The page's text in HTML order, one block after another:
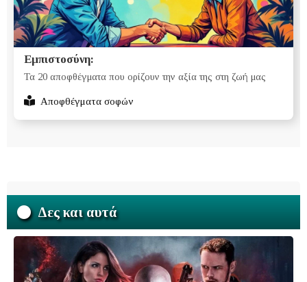
Εμπιστοσύνη:
Τα 20 αποφθέγματα που ορίζουν την αξία της στη ζωή μας
Αποφθέγματα σοφών
Δες και αυτά